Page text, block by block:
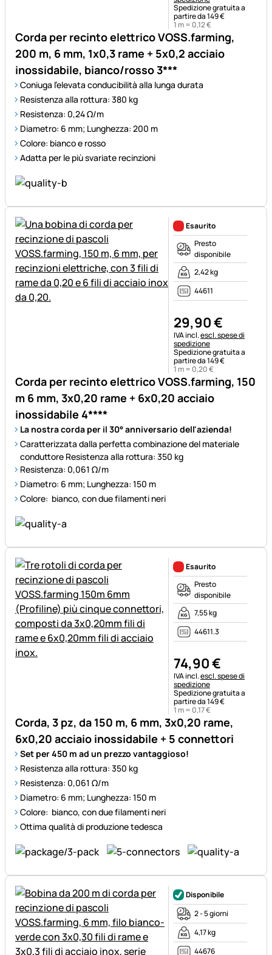
Corda per recinto elettrico VOSS.farming,
200 m, 6 mm, 1x0,3 rame + 5x0,2 acciaio
inossidabile, bianco/rosso 3***
Coniuga l'elevata conducibilità alla lunga durata
Resistenza alla rottura: 380 kg
Resistenza: 0,24 Ω/m
Diametro: 6 mm; Lunghezza: 200 m
Colore: bianco e rosso
Adatta per le più svariate recinzioni
Spedizione gratuita a
partire da 149 €
1 m = 0,12€
Corda per recinto elettrico VOSS.farming, 150
m 6 mm, 3x0,20 rame + 6x0,20 acciaio
inossidabile 4****
La nostra corda per il 30° anniversario dell'azienda!
Caratterizzata dalla perfetta combinazione del materiale
conduttore Resistenza alla rottura: 350 kg
Resistenza: 0,061 Ω/m
Diametro: 6 mm; Lunghezza: 150 m
Colore: bianco, con due filamenti neri
Esaurito
Presto
disponibile
2,42 kg
44611
29,90€
Informazioni fiscali:
IVA incl.escl. spese di
spedizione
Spedizione gratuita a
partire da 149 €
1 m = 0,20€
Corda, 3 pz, da 150 m, 6 mm, 3x0,20 rame,
6x0,20 acciaio inossidabile + 5 connettori
Set per 450 m ad un prezzo vantaggioso!
Resistenza alla rottura: 350 kg
Resistenza: 0,061 Ω/m
Diametro: 6 mm; Lunghezza: 150 m
Colore: bianco, con due filamenti neri
Ottima qualità di produzione tedesca
Esaurito
Presto
disponibile
7,55 kg
44611.3
74,90€
Informazioni fiscali:
IVA incl.escl. spese di
spedizione
Spedizione gratuita a
partire da 149 €
1 m = 0,17€
Disponibile
2 - 5 giorni
4,17 kg
44676